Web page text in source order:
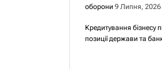
оборони 9 Липня, 2026
Кредитування бізнесу
позиції держави та